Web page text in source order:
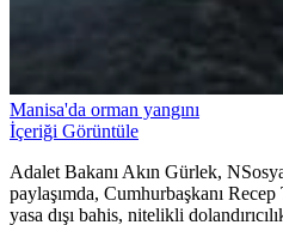
Manisa'da orman yangını
İçeriği Görüntüle
Adalet Bakanı Akın Gürlek,
paylaşımda, Cumhurbaşkanı
yasa dışı bahis, nitelikli